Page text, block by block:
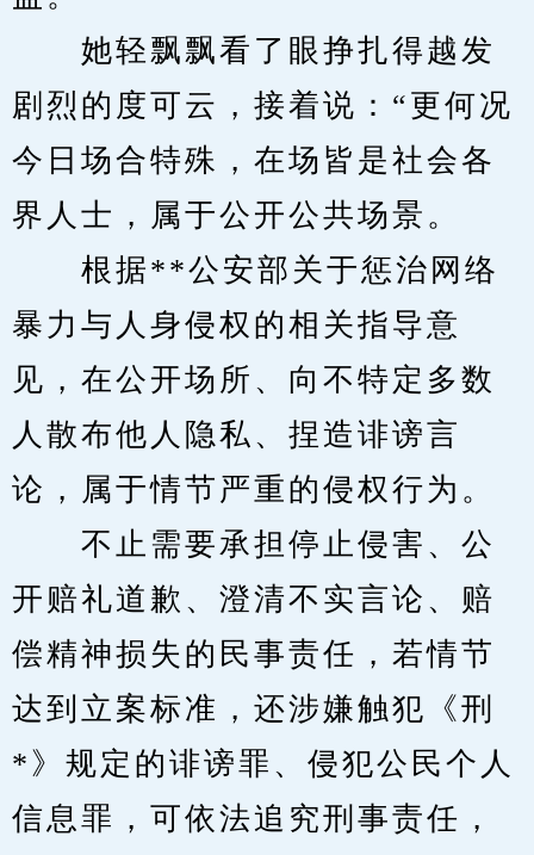
她轻飘飘看了眼挣扎得越发
剧烈的度可云，接着说：“更何况
今日场合特殊，在场皆是社会各
界人士，属于公开公共场景。
根据**公安部关于惩治网络
暴力与人身侵权的相关指导意
见，在公开场所、向不特定多数
人散布他人隐私、捏造诽谤言
论，属于情节严重的侵权行为。
不止需要承担停止侵害、公
开赔礼道歉、澄清不实言论、赔
偿精神损失的民事责任，若情节
达到立案标准，还涉嫌触犯《刑
*》规定的诽谤罪、侵犯公民个人
信息罪，可依法追究刑事责任，